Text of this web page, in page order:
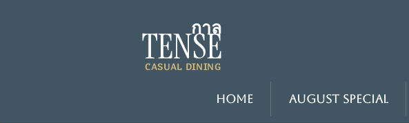
TENSE
กาล
CASUAL DINING
Home August Special